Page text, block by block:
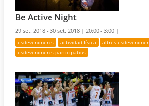
Be Active Night
29 set. 2018 - 30 set. 2018 |20:00 - 3:00 |
esdeveniments actividad física altres
esdeveniments participatius